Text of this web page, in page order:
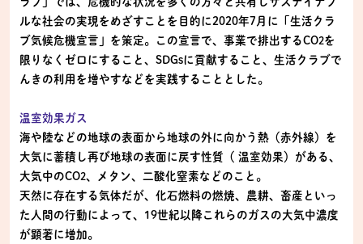
ルな社会の実現をめざすことを目的に2020年7月に「生活クラ
ブ気候危機宣言」を策定。この宣言で、事業で排出するCO2を
限りなくゼロにすること、SDGsに貢献すること、生活クラブで
んきの利用を増やすなどを実践することとした。
温室効果ガス
海や陸などの地球の表面から地球の外に向かう熱（赤外線）を
大気に蓄積し再び地球の表面に戻す性質（ 温室効果）がある、
大気中のCO2、メタン、二酸化窒素などのこと。
天然に存在する気体だが、化石燃料の燃焼、農耕、畜産といっ
た人間の行動によって、19世紀以降これらのガスの大気中濃度
が顕著に増加。